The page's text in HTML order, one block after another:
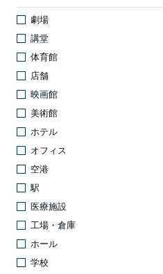
劇場
講堂
体育館
店舗
映画館
美術館
ホテル
オフィス
空港
駅
医療施設
工場・倉庫
ホール
学校